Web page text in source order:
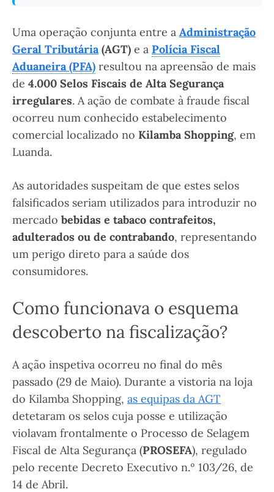
Uma operação conjunta entre a Administração
Geral Tributária(AGT) e a Polícia Fiscal
Aduaneira (PFA) resultou na apreensão de mais
de 4.000 Selos Fiscais de Alta Segurança
irregulares. A ação de combate à fraude fiscal
ocorreu num conhecido estabelecimento
comercial localizado no Kilamba Shopping, em
Luanda.
As autoridades suspeitam de que estes selos
falsificados seriam utilizados para introduzir no
mercado bebidas e tabaco contrafeitos,
adulterados ou de contrabando, representando
um perigo direto para a saúde dos
consumidores.
Como funcionava o esquema
descoberto na fiscalização?
A ação inspetiva ocorreu no final do mês
passado (29 de Maio). Durante a vistoria na loja
do Kilamba Shopping, as equipas da AGT
detetaram os selos cuja posse e utilização
violavam frontalmente o Processo de Selagem
Fiscal de Alta Segurança (PROSEFA), regulado
pelo recente Decreto Executivo n.º 103/26, de
14 de Abril.